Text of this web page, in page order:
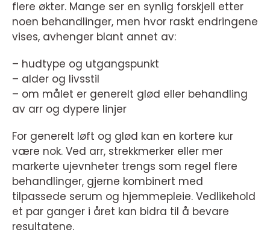
flere økter. Mange ser en synlig forskjell etter
noen behandlinger, men hvor raskt endringene
vises, avhenger blant annet av:
– hudtype og utgangspunkt
– alder og livsstil
– om målet er generelt glød eller behandling
av arr og dypere linjer
For generelt løft og glød kan en kortere kur
være nok. Ved arr, strekkmerker eller mer
markerte ujevnheter trengs som regel flere
behandlinger, gjerne kombinert med
tilpassede serum og hjemmepleie. Vedlikehold
et par ganger i året kan bidra til å bevare
resultatene.